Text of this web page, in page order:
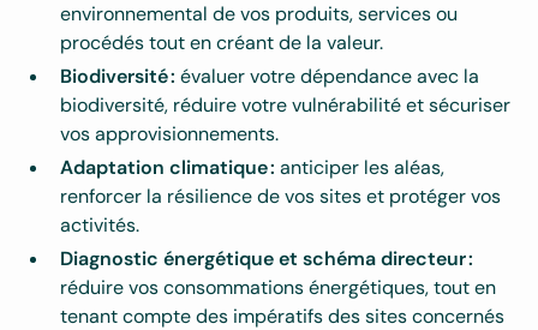
environnemental de vos produits, services ou
procédés tout en créant de la valeur.
Biodiversité :évaluer votre dépendance avec la
biodiversité, réduire votre vulnérabilité et sécuriser
vos approvisionnements.
Adaptation climatique :anticiper les aléas,
renforcer la résilience de vos sites et protéger vos
activités.
Diagnostic énergétique et schéma directeur :
réduire vos consommations énergétiques, tout en
tenant compte des impératifs des sites concernés